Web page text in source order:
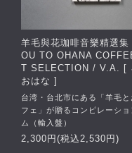
羊毛與花珈啡音樂精選
OU TO OHANA
T SELECTION / V.A. [
おはな ]
台湾・台北市にある「羊毛
フェ」が贈るコンピレーシ
ム（輸入盤）
2,300円(税込2,530円)